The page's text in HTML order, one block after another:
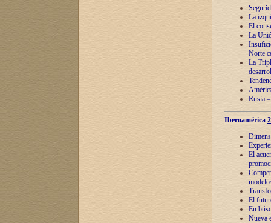
La
El
La
Norte
La
Rusia
Iberoamérica
El
El
En
Nueva